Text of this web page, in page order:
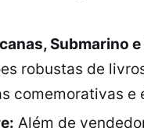
Submarino
robustas de
comemorativas e
Além de